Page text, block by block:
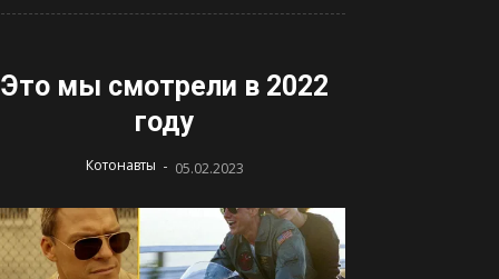
Это мы смотрели в 2022
году
Котонавты - 05.02.2023